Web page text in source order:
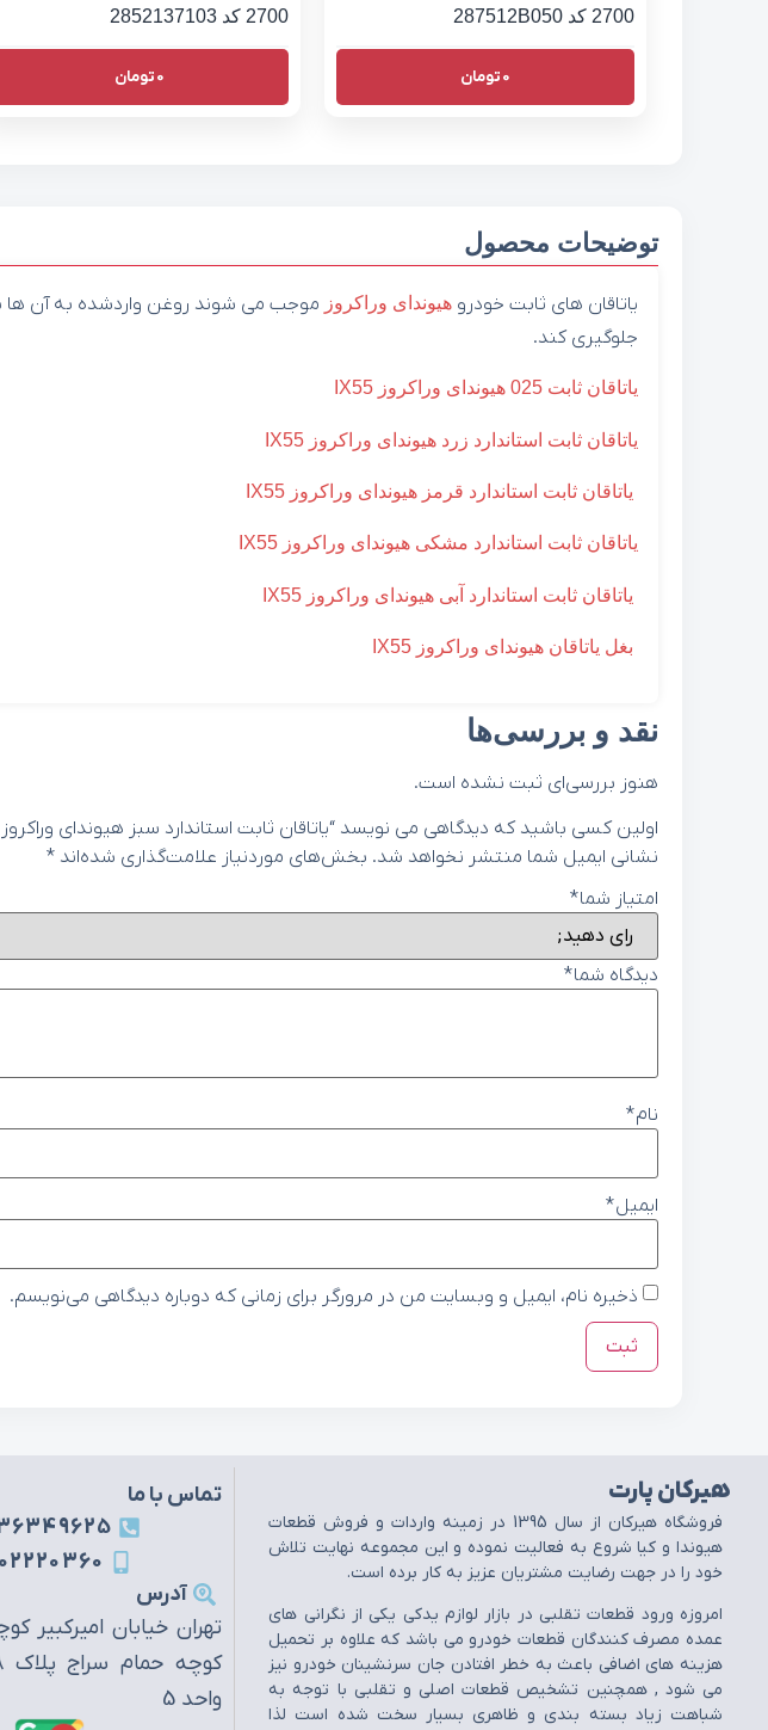
2700 کد 287512B050
0تومان
2700 کد 2852137103
0تومان
توضیحات محصول
یاتاقان های ثابت خودرو هیوندای وراکروز موجب می شوند روغن واردشده به آن ها
جلوگیری کند.
یاتاقان ثابت 025 هیوندای وراکروز IX55
یاتاقان ثابت استاندارد زرد هیوندای وراکروز IX55
یاتاقان ثابت استاندارد قرمز هیوندای وراکروز IX55
یاتاقان ثابت استاندارد مشکی هیوندای وراکروز IX55
یاتاقان ثابت استاندارد آبی هیوندای وراکروز IX55
بغل یاتاقان هیوندای وراکروز IX55
نقد و بررسی‌ها
هنوز بررسی‌ای ثبت نشده است.
اولین کسی باشید که دیدگاهی می نویسد “یاتاقان ثابت استاندارد سبز هیوندای وراکروز IX55 کد 210203C210”
نشانی ایمیل شما منتشر نخواهد شد. بخش‌های موردنیاز علامت‌گذاری شده‌اند *
امتیاز شما*
دیدگاه شما*
نام*
ایمیل*
ذخیره نام، ایمیل و وبسایت من در مرورگر برای زمانی که دوباره دیدگاهی می‌نویسم.
هیرکان پارت
فروشگاه هيرکان از سال 1395 در زمينه واردات و فروش قطعات
هيوندا و کيا شروع به فعاليت نموده و اين مجموعه نهايت تلاش
خود را در جهت رضايت مشتريان عزيز به کار برده است.
امروزه ورود قطعات تقلبي در بازار لوازم يدکي يکي از نگراني هاي
عمده مصرف کنندگان قطعات خودرو مي باشد که علاوه بر تحميل
هزينه هاي اضافي باعث به خطر افتادن جان سرنشينان خودرو نيز
مي شود , همچنين تشخيص قطعات اصلي و تقلبي با توجه به
شباهت زياد بسته بندي و ظاهري بسيار سخت شده است لذا
تماس با ما
آدرس
تهران خیابان امیرکبیر
واحد 5